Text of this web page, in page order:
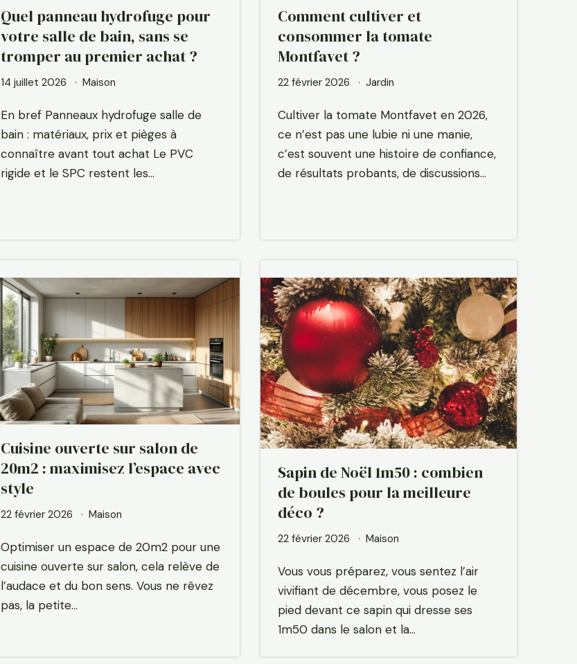
Quel panneau hydrofuge pour
votre salle de bain, sans se
tromper au premier achat ?
14 juillet 2026 Maison
En bref Panneaux hydrofuge salle de
bain : matériaux, prix et pièges à
connaître avant tout achat Le PVC
rigide et le SPC restent les…
Comment cultiver et
consommer la tomate
Montfavet ?
22 février 2026 Jardin
Cultiver la tomate Montfavet en 2026,
ce n’est pas une lubie ni une manie,
c’est souvent une histoire de confiance,
de résultats probants, de discussions…
Cuisine ouverte sur salon de
20m2 : maximisez l’espace avec
style
22 février 2026 Maison
Optimiser un espace de 20m2 pour une
cuisine ouverte sur salon, cela relève de
l’audace et du bon sens. Vous ne rêvez
pas, la petite…
Sapin de Noël 1m50 : combien
de boules pour la meilleure
déco ?
22 février 2026 Maison
Vous vous préparez, vous sentez l’air
vivifiant de décembre, vous posez le
pied devant ce sapin qui dresse ses
1m50 dans le salon et la…